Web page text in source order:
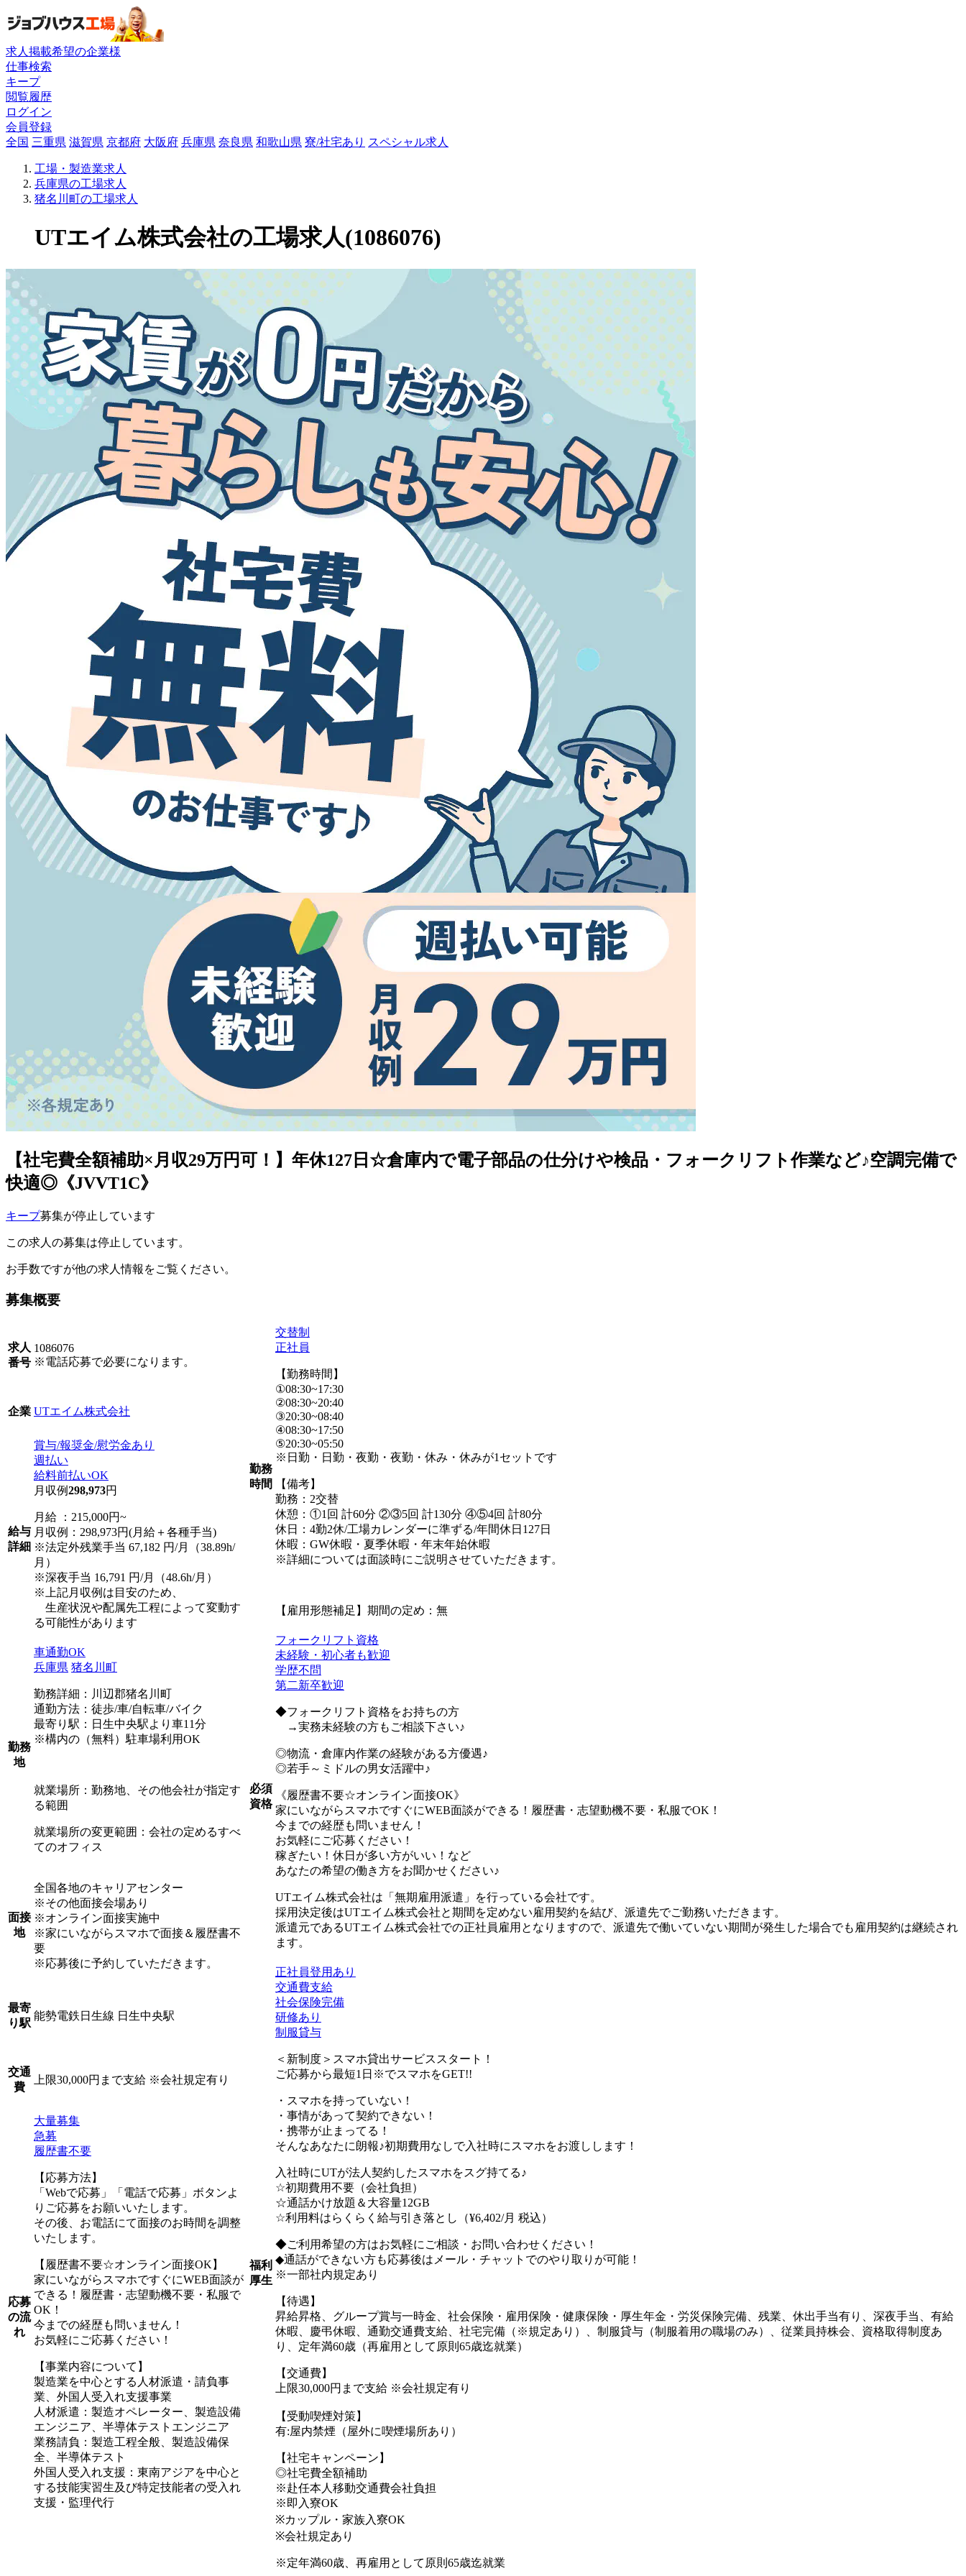
求人掲載希望の企業様
仕事検索
キープ
閲覧履歴
ログイン
会員登録
全国 三重県 滋賀県 京都府 大阪府 兵庫県 奈良県 和歌山県 寮/社宅あり スペシャル求人
工場・製造業求人
兵庫県の工場求人
猪名川町の工場求人
UTエイム株式会社の工場求人(1086076)
【社宅費全額補助×月収29万円可！】年休127日☆倉庫内で電子部品の仕分けや検品・フォークリフト作業など♪空調完備で
快適◎《JVVT1C》
キープ募集が停止しています
この求人の募集は停止しています。
お手数ですが他の求人情報をご覧ください。
募集概要
求人
番号
1086076
※電話応募で必要になります。
企業 UTエイム株式会社
給与
詳細
賞与/報奨金/慰労金あり
週払い
給料前払いOK
月収例298,973円
月給 ：215,000円~
月収例：298,973円(月給＋各種手当)
※法定外残業手当 67,182 円/月（38.89h/
月）
※深夜手当 16,791 円/月（48.6h/月）
※上記月収例は目安のため、
生産状況や配属先工程によって変動す
る可能性があります
勤務
地
車通勤OK
兵庫県 猪名川町
勤務詳細：川辺郡猪名川町
通勤方法：徒歩/車/自転車/バイク
最寄り駅：日生中央駅より車11分
※構内の（無料）駐車場利用OK
就業場所：勤務地、その他会社が指定す
る範囲
就業場所の変更範囲：会社の定めるすべ
てのオフィス
面接
地
全国各地のキャリアセンター
※その他面接会場あり
※オンライン面接実施中
※家にいながらスマホで面接＆履歴書不
要
※応募後に予約していただきます。
最寄
り駅
能勢電鉄日生線 日生中央駅
交通
費
上限30,000円まで支給 ※会社規定有り
応募
の流
れ
大量募集
急募
履歴書不要
【応募方法】
「Webで応募」「電話で応募」ボタンよ
りご応募をお願いいたします。
その後、お電話にて面接のお時間を調整
いたします。
【履歴書不要☆オンライン面接OK】
家にいながらスマホですぐにWEB面談が
できる！履歴書・志望動機不要・私服で
OK！
今までの経歴も問いません！
お気軽にご応募ください！
【事業内容について】
製造業を中心とする人材派遣・請負事
業、外国人受入れ支援事業
人材派遣：製造オペレーター、製造設備
エンジニア、半導体テストエンジニア
業務請負：製造工程全般、製造設備保
全、半導体テスト
外国人受入れ支援：東南アジアを中心と
する技能実習生及び特定技能者の受入れ
支援・監理代行
勤務
時間
交替制
正社員
【勤務時間】
①08:30~17:30
②08:30~20:40
③20:30~08:40
④08:30~17:50
⑤20:30~05:50
※日勤・日勤・夜勤・夜勤・休み・休みが1セットです
【備考】
勤務：2交替
休憩：①1回 計60分 ②③5回 計130分 ④⑤4回 計80分
休日：4勤2休/工場カレンダーに準ずる/年間休日127日
休暇：GW休暇・夏季休暇・年末年始休暇
※詳細については面談時にご説明させていただきます。
【雇用形態補足】期間の定め：無
必須
資格
フォークリフト資格
未経験・初心者も歓迎
学歴不問
第二新卒歓迎
◆フォークリフト資格をお持ちの方
→実務未経験の方もご相談下さい♪
◎物流・倉庫内作業の経験がある方優遇♪
◎若手～ミドルの男女活躍中♪
《履歴書不要☆オンライン面接OK》
家にいながらスマホですぐにWEB面談ができる！履歴書・志望動機不要・私服でOK！
今までの経歴も問いません！
お気軽にご応募ください！
稼ぎたい！休日が多い方がいい！など
あなたの希望の働き方をお聞かせください♪
UTエイム株式会社は「無期雇用派遣」を行っている会社です。
採用決定後はUTエイム株式会社と期間を定めない雇用契約を結び、派遣先でご勤務いただきます。
派遣元であるUTエイム株式会社での正社員雇用となりますので、派遣先で働いていない期間が発生した場合でも雇用契約は継続され
ます。
福利
厚生
正社員登用あり
交通費支給
社会保険完備
研修あり
制服貸与
＜新制度＞スマホ貸出サービススタート！
ご応募から最短1日※でスマホをGET!!
・スマホを持っていない！
・事情があって契約できない！
・携帯が止まってる！
そんなあなたに朗報♪初期費用なしで入社時にスマホをお渡しします！
入社時にUTが法人契約したスマホをスグ持てる♪
☆初期費用不要（会社負担）
☆通話かけ放題＆大容量12GB
☆利用料はらくらく給与引き落とし（¥6,402/月 税込）
◆ご利用希望の方はお気軽にご相談・お問い合わせください！
◆通話ができない方も応募後はメール・チャットでのやり取りが可能！
※一部社内規定あり
【待遇】
昇給昇格、グループ賞与一時金、社会保険・雇用保険・健康保険・厚生年金・労災保険完備、残業、休出手当有り、深夜手当、有給
休暇、慶弔休暇、通勤交通費支給、社宅完備（※規定あり）、制服貸与（制服着用の職場のみ）、従業員持株会、資格取得制度あ
り、定年満60歳（再雇用として原則65歳迄就業）
【交通費】
上限30,000円まで支給 ※会社規定有り
【受動喫煙対策】
有:屋内禁煙（屋外に喫煙場所あり）
【社宅キャンペーン】
◎社宅費全額補助
※赴任本人移動交通費会社負担
※即入寮OK
※カップル・家族入寮OK
※会社規定あり
※定年満60歳、再雇用として原則65歳迄就業